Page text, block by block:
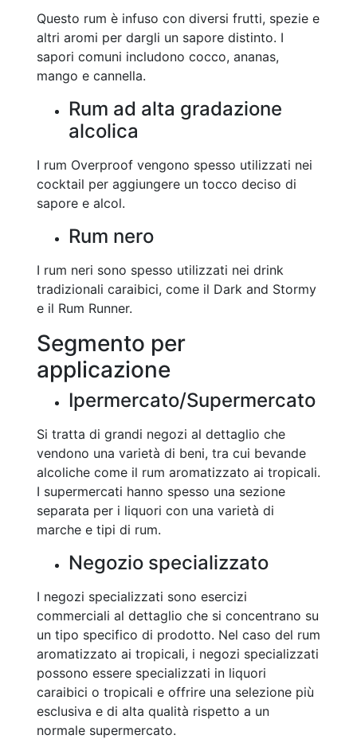
Questo rum è infuso con diversi frutti, spezie e
altri aromi per dargli un sapore distinto. I
sapori comuni includono cocco, ananas,
mango e cannella.
Rum ad alta gradazione
alcolica
I rum Overproof vengono spesso utilizzati nei
cocktail per aggiungere un tocco deciso di
sapore e alcol.
Rum nero
I rum neri sono spesso utilizzati nei drink
tradizionali caraibici, come il Dark and Stormy
e il Rum Runner.
Segmento per
applicazione
Ipermercato/Supermercato
Si tratta di grandi negozi al dettaglio che
vendono una varietà di beni, tra cui bevande
alcoliche come il rum aromatizzato ai tropicali.
I supermercati hanno spesso una sezione
separata per i liquori con una varietà di
marche e tipi di rum.
Negozio specializzato
I negozi specializzati sono esercizi
commerciali al dettaglio che si concentrano su
un tipo specifico di prodotto. Nel caso del rum
aromatizzato ai tropicali, i negozi specializzati
possono essere specializzati in liquori
caraibici o tropicali e offrire una selezione più
esclusiva e di alta qualità rispetto a un
normale supermercato.